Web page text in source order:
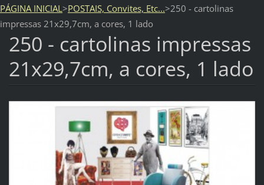
PÁGINA INICIAL >POSTAIS, Convites, Etc...>250 - cartolinas
impressas 21x29,7cm, a cores, 1 lado
250 - cartolinas impressas
21x29,7cm, a cores, 1 lado